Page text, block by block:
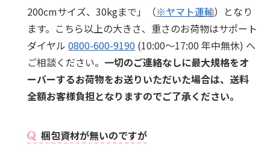
200cmサイズ、30kgまで」（※ヤマト運輸）となり
ます。こちら以上の大きさ、重さのお荷物はサポート
ダイヤル0800-600-9190 (10:00～17:00 年中無休) へ
ご相談ください。 一切のご連絡なしに最大規格をオ
ーバーするお荷物をお送りいただいた場合は、送料
全額お客様負担となりますのでご了承ください。
梱包資材が無いのですが